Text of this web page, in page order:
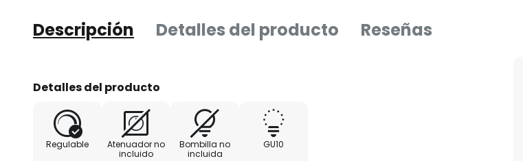
Descripción Detalles del producto Reseñas
Detalles del producto
Regulable
Atenuador no
incluido
Bombilla no
incluida
GU10